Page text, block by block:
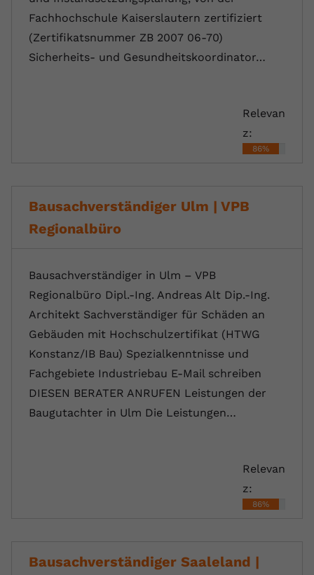
Fachhochschule Kaiserslautern zertifiziert
(Zertifikatsnummer ZB 2007 06-70)
Sicherheits- und Gesundheitskoordinator…
Relevan
z:
86%
Bausachverständiger Ulm | VPB
Regionalbüro
Bausachverständiger in Ulm – VPB
Regionalbüro Dipl.-Ing. Andreas Alt Dip.-Ing.
Architekt Sachverständiger für Schäden an
Gebäuden mit Hochschulzertifikat (HTWG
Konstanz/IB Bau) Spezialkenntnisse und
Fachgebiete Industriebau E-Mail schreiben
DIESEN BERATER ANRUFEN Leistungen der
Baugutachter in Ulm Die ⁠Leistungen…
Relevan
z:
86%
Bausachverständiger Saaleland |